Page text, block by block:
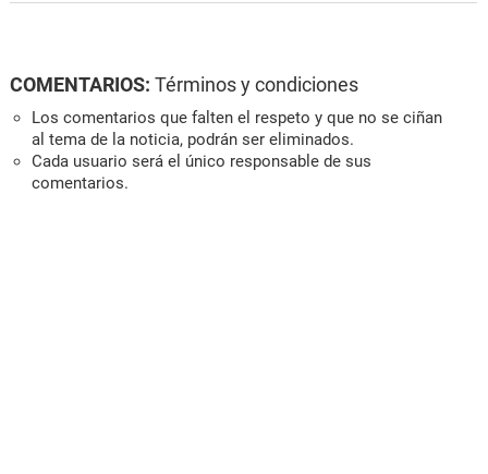
COMENTARIOS: Términos y condiciones
Los comentarios que falten el respeto y que no se ciñan
al tema de la noticia, podrán ser eliminados.
Cada usuario será el único responsable de sus
comentarios.